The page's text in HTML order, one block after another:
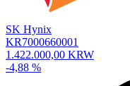
SK Hynix
KR7000660001
1.422.000,00 KRW
-4,88 %